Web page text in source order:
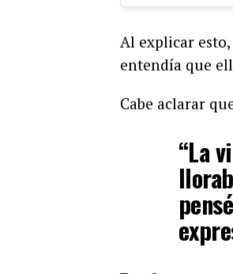
Al explicar esto,
entendía que
Cabe aclarar
“La